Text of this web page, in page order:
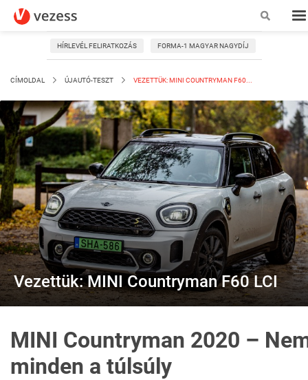
HÍRLEVÉL FELIRATKOZÁS FORMA-1 MAGYAR NAGYDÍJ
CÍMOLDAL ÚJAUTÓ-TESZT VEZETTÜK: MINI COUNTRYMAN F60...
Vezettük: MINI Countryman F60 LCI
MINI Countryman 2020 –
minden a túlsúly